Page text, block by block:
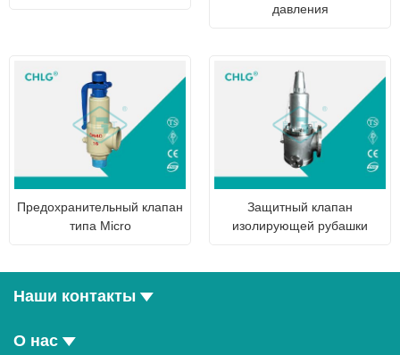
давления
Предохранительный клапан
типа Micro
Защитный клапан
изолирующей рубашки
Наши контакты
О нас